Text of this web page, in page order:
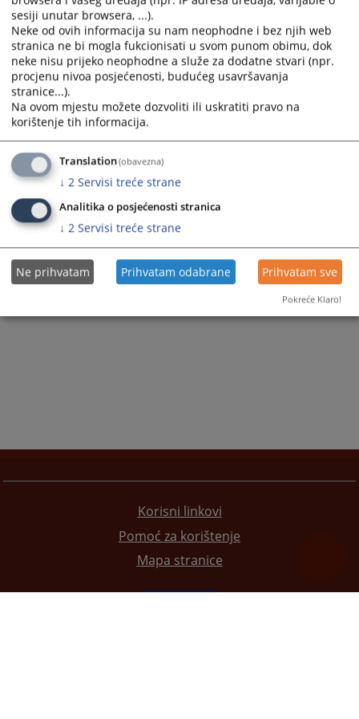
godine protiv osumnjičenog B.D. iz R. zbog osnovane sumnje da je počinio
krivično djeloOštećenje i oduzimanje tuđe stvari iz čl.240. st.1. Krivičnog
zakonika Republike Srpske.
Prikazana vijest je na: Srpski jezik
81PREGLEDA
Korisni linkovi
Pomoć za korištenje
Mapa stranice
sesiji unutar browsera, ...).
Neke od ovih informacija su nam neophodne i bez njih web
stranica ne bi mogla fukcionisati u svom punom obimu, dok
neke nisu prijeko neophodne a služe za dodatne stvari (npr.
procjenu nivoa posjećenosti, budućeg usavršavanja
stranice...).
Na ovom mjestu možete dozvoliti ili uskratiti pravo na
korištenje tih informacija.
Translation(obavezna)
↓ 2 Servisi treće strane
Analitika o posjećenosti stranica
↓ 2 Servisi treće strane
Ne prihvatam Prihvatam odabrane Prihvatam sve
Pokreće Klaro!